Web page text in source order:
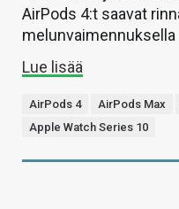
AirPods 4:t saavat
Lue lisää
AirPods 4 AirPods Max
Apple Watch Series 10